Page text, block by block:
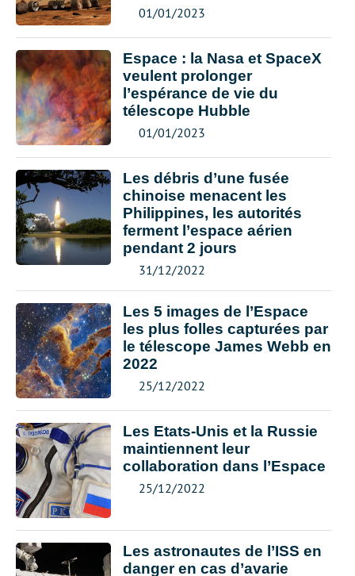
01/01/2023
Espace : la Nasa et SpaceX
veulent prolonger
l’espérance de vie du
télescope Hubble
01/01/2023
Les débris d’une fusée
chinoise menacent les
Philippines, les autorités
ferment l’espace aérien
pendant 2 jours
31/12/2022
Les 5 images de l’Espace
les plus folles capturées par
le télescope James Webb en
2022
25/12/2022
Les Etats-Unis et la Russie
maintiennent leur
collaboration dans l’Espace
25/12/2022
Les astronautes de l’ISS en
danger en cas d’avarie